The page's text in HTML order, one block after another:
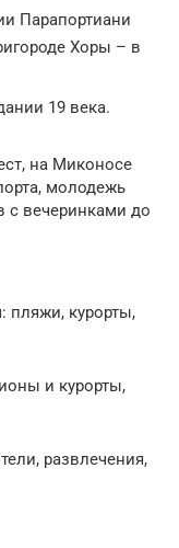
Парапортиани
Хоры – в
19 века.
на Миконосе
молодежь
с вечеринками до
пляжи, курорты,
и курорты,
развлечения,